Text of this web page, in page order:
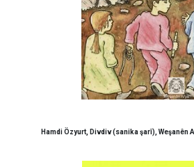
Hamdi Özyurt, Divdiv (sanika şarî), Weşanên